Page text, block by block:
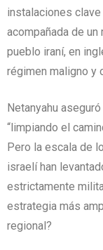
instalaciones
acompañada de
pueblo iraní, en
régimen maligno y
Netanyahu
“limpiando el
Pero la escala de
israelí han
estrictamente
estrategia más
regional?